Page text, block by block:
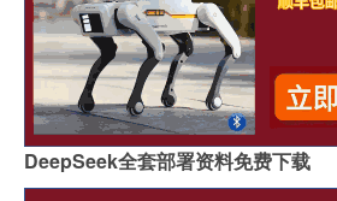
DeepSeek全套部署资料免费下载